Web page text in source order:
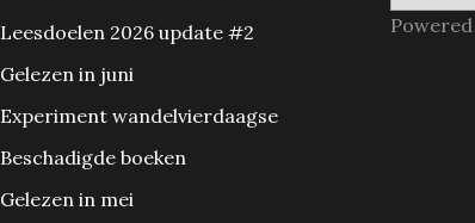
Leesdoelen 2026 update #2
Gelezen in juni
Experiment wandelvierdaagse
Beschadigde boeken
Gelezen in mei